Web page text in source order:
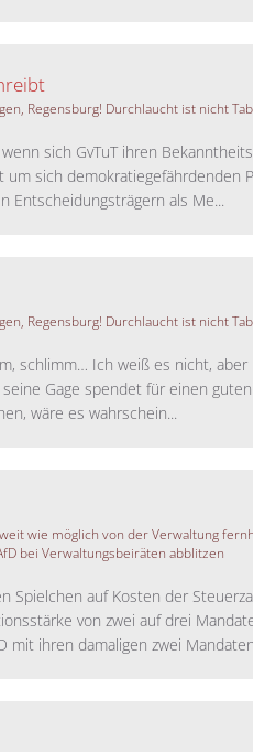
Regensburg! Durchlaucht ist nicht
sich GvTuT ihren
um sich demokratiegefährdenden
Entscheidungsträgern als Me...
Regensburg! Durchlaucht ist nicht
schlimm… Ich weiß es nicht, aber
Gage spendet für einen
wäre es wahrschein...
wie möglich von der Verwaltung
bei Verwaltungsbeiräten abblitzen
Spielchen auf Kosten der
von zwei auf drei
mit ihren damaligen zwei